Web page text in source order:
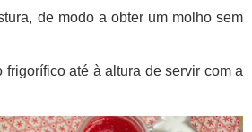
de modo a obter um molho sem
frigorífico até à altura de servir com a